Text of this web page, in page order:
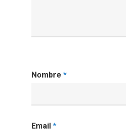
Nombre *
Email *